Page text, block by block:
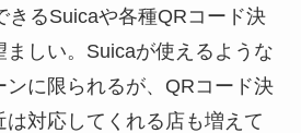
きるSuicaや各種QRコード決
しい。Suicaが使えるような
ンに限られるが、QRコード決
対応してくれる店も増えて